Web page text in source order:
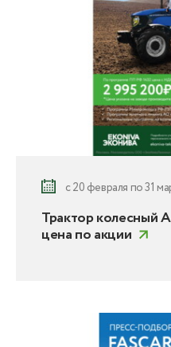
с 20 февраля по 31
Трактор
цена по акции